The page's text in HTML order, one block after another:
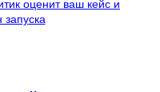
оценит ваш кейс и